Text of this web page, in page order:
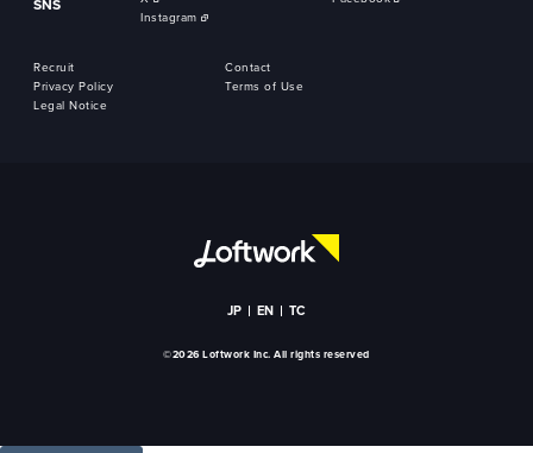
SNS
Instagram
Recruit
Contact
Privacy Policy
Terms of Use
Legal Notice
JP EN TC
©2026 Loftwork Inc. All rights reserved